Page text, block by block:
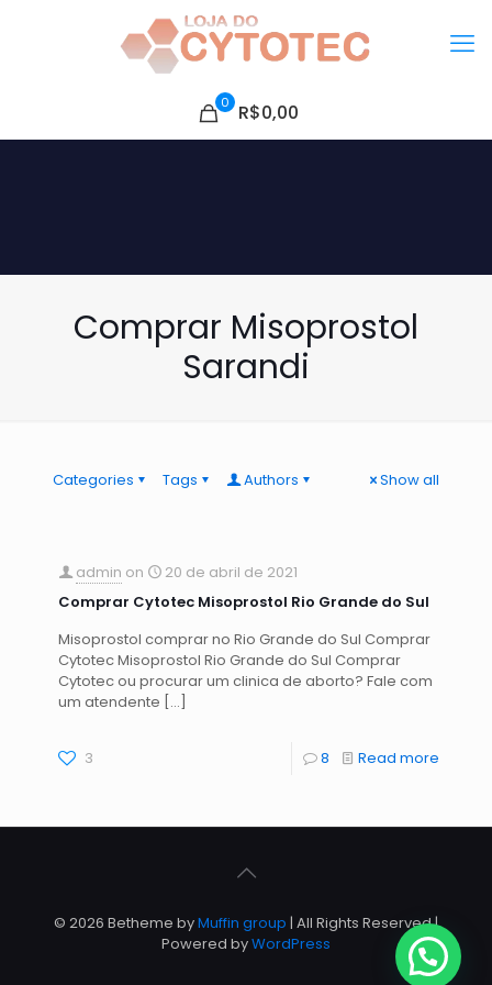
0 R$0,00
Comprar Misoprostol
Sarandi
Categories Tags Authors Show all
admin on
20 de abril de 2021
Comprar Cytotec Misoprostol Rio Grande do Sul
Misoprostol comprar no Rio Grande do Sul Comprar
Cytotec Misoprostol Rio Grande do Sul Comprar
Cytotec ou procurar um clinica de aborto? Fale com
um atendente […]
3 8 Read more
© 2026 Betheme byMuffin group | All Rights Reserved |
Powered byWordPress